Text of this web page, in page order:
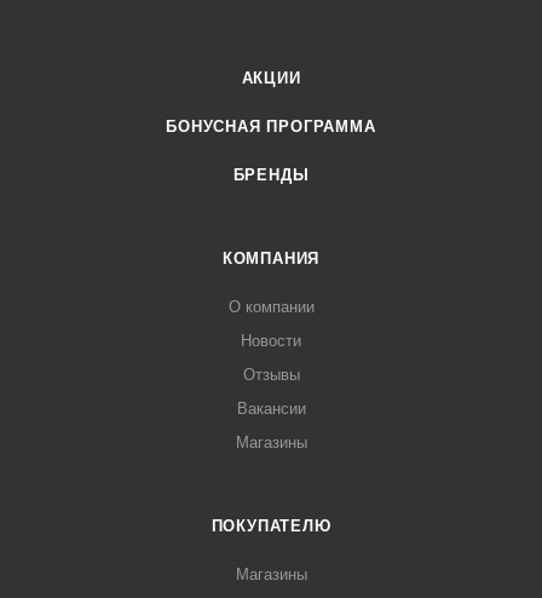
АКЦИИ
БОНУСНАЯ ПРОГРАММА
БРЕНДЫ
КОМПАНИЯ
О компании
Новости
Отзывы
Вакансии
Магазины
ПОКУПАТЕЛЮ
Магазины